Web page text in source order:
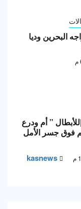
البحرين وديا
” أم ودرع
فوق جسر الأمل
kasnews